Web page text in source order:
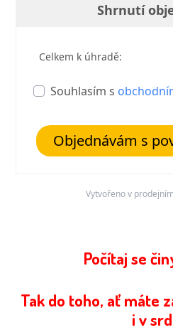
Shrnutí
Celkem k úhradě:
Souhlasím s
Objednávám s
Vytvořeno v
Počítaj se
Tak do toho, ať máte
i v